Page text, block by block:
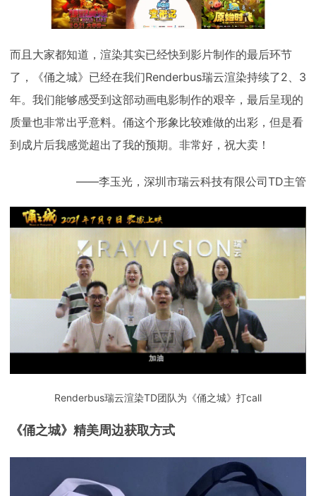
而且大家都知道，渲染其实已经快到影片制作的最后环节
了，《俑之城》已经在我们Renderbus瑞云渲染持续了2、3
年。我们能够感受到这部动画电影制作的艰辛，最后呈现的
质量也非常出乎意料。俑这个形象比较难做的出彩，但是看
到成片后我感觉超出了我的预期。非常好，祝大卖！
——李玉光，深圳市瑞云科技有限公司TD主管
Renderbus瑞云渲染TD团队为《俑之城》打call
《俑之城》精美周边获取方式